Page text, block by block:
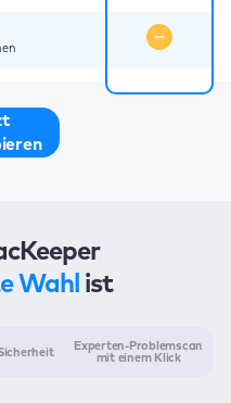
Wahl ist
Experten-Problemscan
mit einem Klick